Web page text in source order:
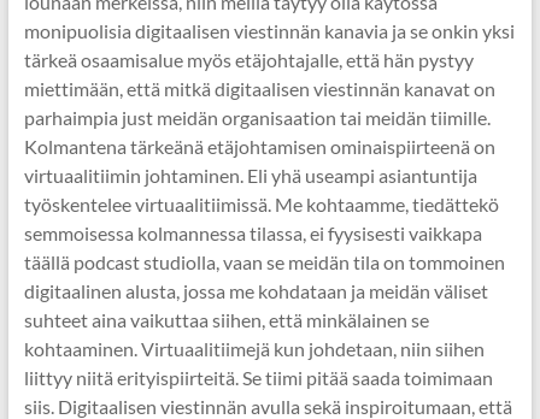
monipuolisia digitaalisen viestinnän kanavia ja se onkin yksi
tärkeä osaamisalue myös etäjohtajalle, että hän pystyy
miettimään, että mitkä digitaalisen viestinnän kanavat on
parhaimpia just meidän organisaation tai meidän tiimille.
Kolmantena tärkeänä etäjohtamisen ominaispiirteenä on
virtuaalitiimin johtaminen. Eli yhä useampi asiantuntija
työskentelee virtuaalitiimissä. Me kohtaamme, tiedättekö
semmoisessa kolmannessa tilassa, ei fyysisesti vaikkapa
täällä podcast studiolla, vaan se meidän tila on tommoinen
digitaalinen alusta, jossa me kohdataan ja meidän väliset
suhteet aina vaikuttaa siihen, että minkälainen se
kohtaaminen. Virtuaalitiimejä kun johdetaan, niin siihen
liittyy niitä erityispiirteitä. Se tiimi pitää saada toimimaan
siis. Digitaalisen viestinnän avulla sekä inspiroitumaan, että